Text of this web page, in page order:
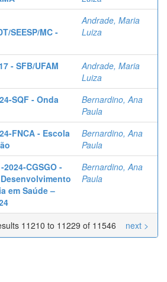
SEESP/MC -
Andrade, Maria
Luiza
- SFB/UFAM
Andrade, Maria
Luiza
SQF - Onda
Bernardino, Ana
Paula
FNCA - Escola
Bernardino, Ana
Paula
2024-CGSGO -
em Saúde –
Bernardino, Ana
Paula
11210 to 11229 of 11546 next >